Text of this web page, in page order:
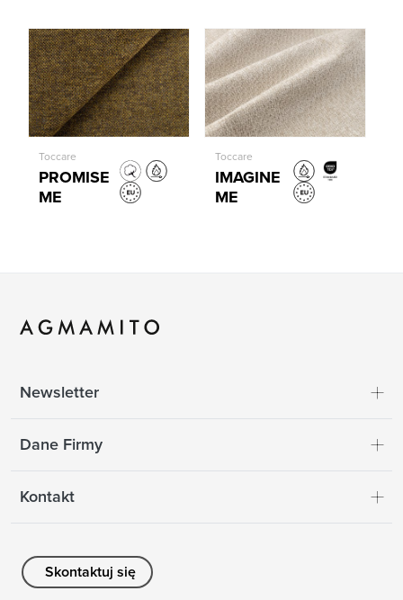
Toccare
PROMISE
ME
Toccare
IMAGINE
ME
Newsletter
Dane Firmy
Kontakt
Skontaktuj się